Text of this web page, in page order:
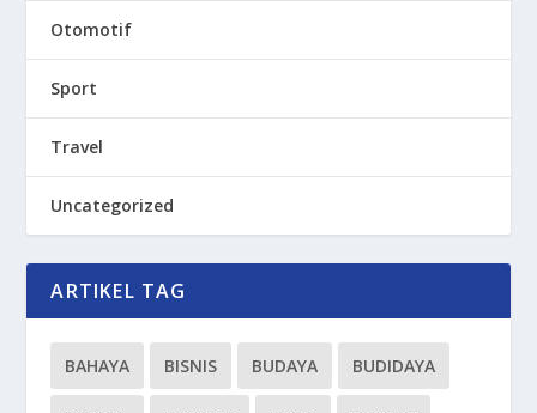
Otomotif
Sport
Travel
Uncategorized
ARTIKEL TAG
BAHAYA BISNIS BUDAYA BUDIDAYA